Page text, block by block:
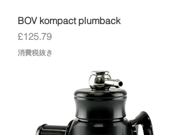
BOV kompact plumback
価格
£125.79
消費税抜き